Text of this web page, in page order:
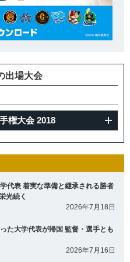
出場大会
権大会 2018
代表 着実な準備と継承される勝者
光続く
2026年7月18日
た大学代表が帰国 監督・選手とも
2026年7月16日